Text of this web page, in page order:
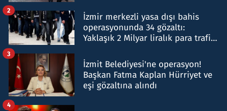
İzmir merkezli yasa dışı bahis
operasyonunda 34 gözaltı:
Yaklaşık 2 Milyar liralık para trafiği
2
İzmit Belediyesi'ne operasyon!
Başkan Fatma Kaplan Hürriyet ve
eşi gözaltına alındı
3
4